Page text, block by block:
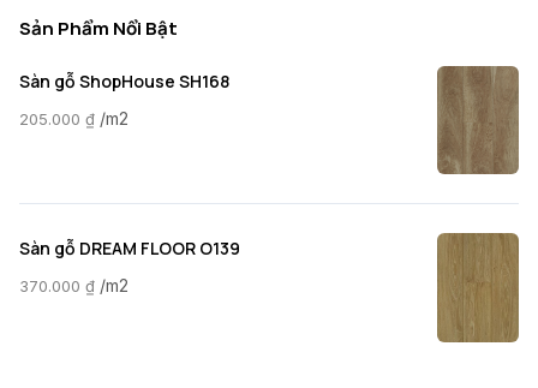
Sản Phẩm Nổi Bật
Sàn gỗ ShopHouse SH168
205.000 ₫ /m2
Sàn gỗ DREAM FLOOR O139
370.000 ₫ /m2